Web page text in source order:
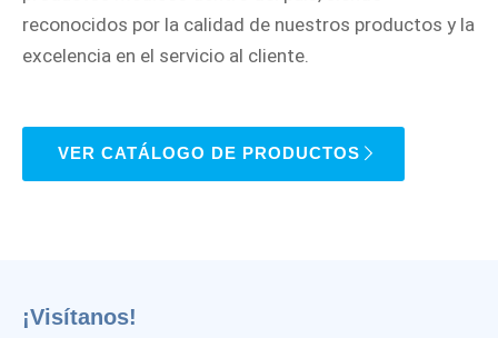
reconocidos por la calidad de nuestros productos y la
excelencia en el servicio al cliente.
VER CATÁLOGO DE PRODUCTOS
¡Visítanos!